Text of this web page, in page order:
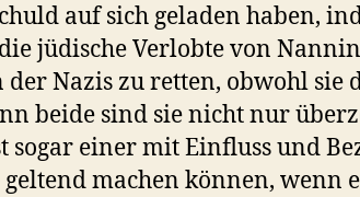
auf sich geladen haben,
jüdische Verlobte von
der Nazis zu retten, obwohl sie
beide sind sie nicht nur
sogar einer mit Einfluss und
geltend machen können, wenn